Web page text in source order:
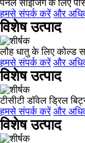
पैनल साइजिंग के लिए
हमसे संपर्क करें और
विशेष उत्पाद
लौह धातु के लिए कोल्ड
हमसे संपर्क करें और
विशेष उत्पाद
टीसीटी डॉवेल ड्रिल
हमसे संपर्क करें और
विशेष उत्पाद